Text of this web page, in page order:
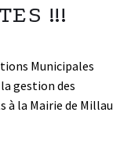
!!!
Municipales
gestion des
à la Mairie de Millau